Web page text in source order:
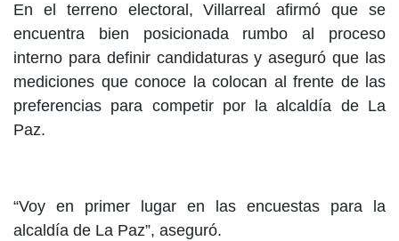
En el terreno electoral, Villarreal afirmó que se
encuentra bien posicionada rumbo al proceso
interno para definir candidaturas y aseguró que las
mediciones que conoce la colocan al frente de las
preferencias para competir por la alcaldía de La
Paz.
“Voy en primer lugar en las encuestas para la
alcaldía de La Paz”, aseguró.